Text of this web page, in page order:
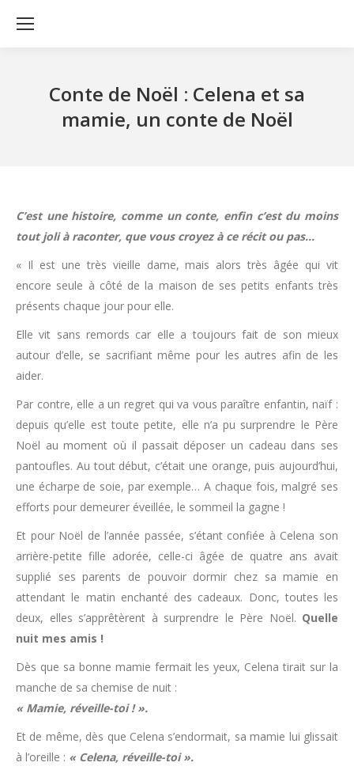
Conte de Noël : Celena et sa
mamie, un conte de Noël
C’est une histoire, comme un conte, enfin c’est du moins
tout joli à raconter, que vous croyez à ce récit ou pas…
« Il est une très vieille dame, mais alors très âgée qui vit
encore seule à côté de la maison de ses petits enfants très
présents chaque jour pour elle.
Elle vit sans remords car elle a toujours fait de son mieux
autour d’elle, se sacrifiant même pour les autres afin de les
aider.
Par contre, elle a un regret qui va vous paraître enfantin, naïf :
depuis qu’elle est toute petite, elle n’a pu surprendre le Père
Noël au moment où il passait déposer un cadeau dans ses
pantoufles. Au tout début, c’était une orange, puis aujourd’hui,
une écharpe de soie, par exemple… A chaque fois, malgré ses
efforts pour demeurer éveillée, le sommeil la gagne !
Et pour Noël de l’année passée, s’étant confiée à Celena son
arrière-petite fille adorée, celle-ci âgée de quatre ans avait
supplié ses parents de pouvoir dormir chez sa mamie en
attendant le matin enchanté des cadeaux. Donc, toutes les
deux, elles s’apprêtèrent à surprendre le Père Noël. Quelle
nuit mes amis !
Dès que sa bonne mamie fermait les yeux, Celena tirait sur la
manche de sa chemise de nuit :
« Mamie, réveille-toi ! ».
Et de même, dès que Celena s’endormait, sa mamie lui glissait
à l’oreille : « Celena, réveille-toi ».